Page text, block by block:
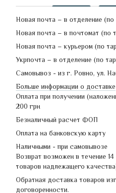
Новая почта – в отделение (по
Новая почта – в почтомат (по
Новая почта – курьером (по
Укрпочта – в отделение (по
Самовывоз - из г. Ровно, ул.
Больше информации о доставке
Оплата при получении
200 грн
Безналичный расчет ФОП
Оплата на банковскую карту
Наличными - при самовывозе
Возврат возможен в течение
товаров надлежащего
Обратная доставка товаров
договоренности.